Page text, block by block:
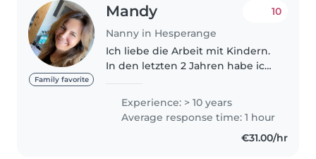
Family favorite
Mandy
Nanny in Hesperange
10
Ich liebe die Arbeit mit Kindern.
In den letzten 2 Jahren habe ich
betreut. Erfahrung mit
Kleinkindern und Schulkindern .
ich bin sehr sportlich: Rad..
Experience: > 10 years
Average response time: 1 hour
€31.00/hr